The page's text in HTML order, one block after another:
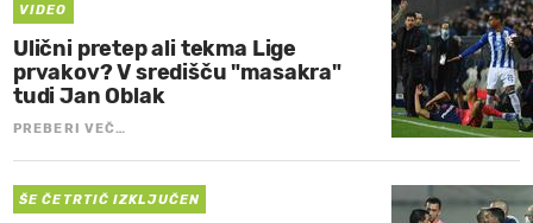
VIDEO
Ulični pretep ali tekma Lige
prvakov? V središču "masakra"
tudi Jan Oblak
PREBERI VEČ…
ŠE ČETRTIČ IZKLJUČEN